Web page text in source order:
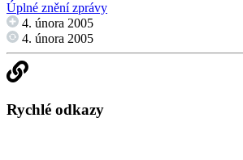
Úplné znění zprávy
4. února 2005
4. února 2005
Rychlé odkazy